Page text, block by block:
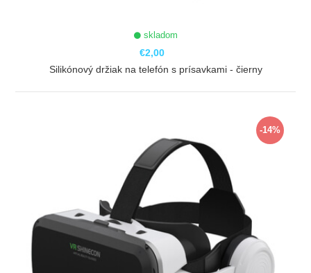
skladom
€2,00
Silikónový držiak na telefón s prísavkami - čierny
-14%